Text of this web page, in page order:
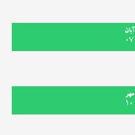
آبان
07
مهر
10